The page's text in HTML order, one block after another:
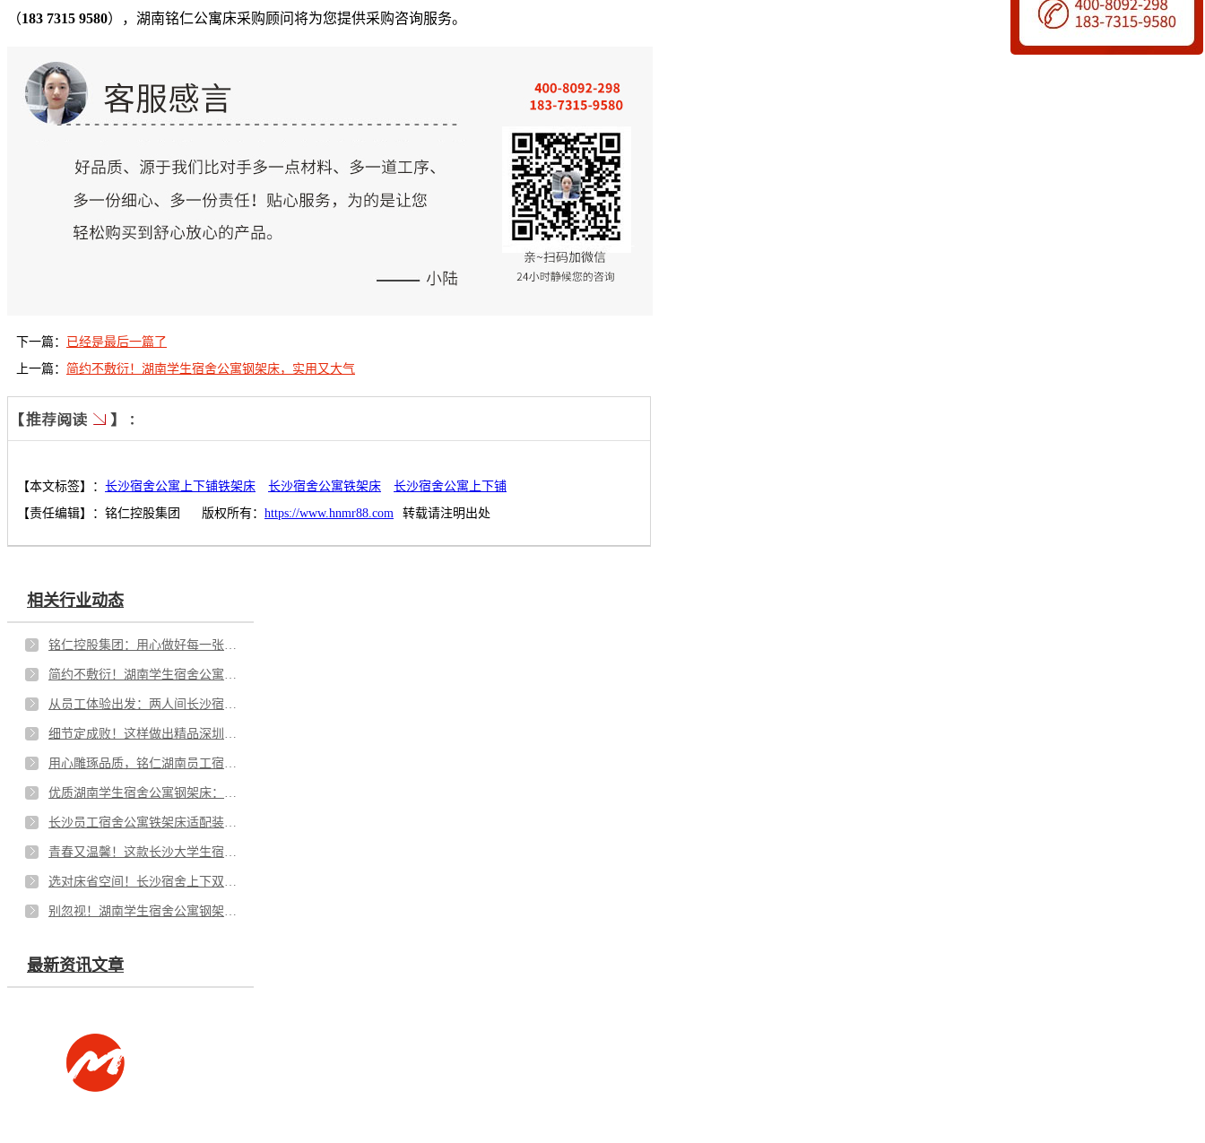
（183 7315 9580） ，湖南铭仁公寓床采购顾问将为您提供采购咨询服务。
下一篇：
已经是最后一篇了
上一篇： 简约不敷衍！湖南学生宿舍公寓钢架床，实用又大气
【本文标签】： 长沙宿舍公寓上下铺铁架床 长沙宿舍公寓铁架床
长沙宿舍公寓上下铺
【责任编辑】： 铭仁控股集团 版权所有： https://www.hnmr88.com 转载请注明出处
相关行业动态
最新资讯文章